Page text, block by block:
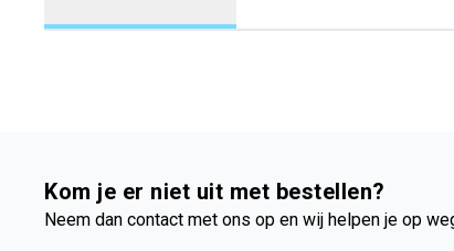
Kom je er niet uit met bestellen?
Neem dan contact met ons op en wij helpen je op